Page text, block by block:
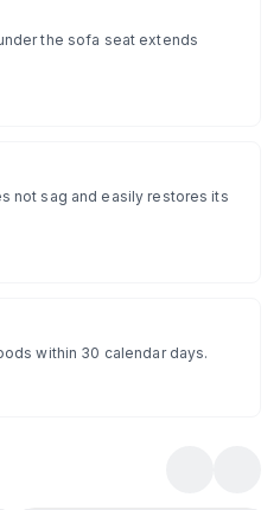
the sofa seat extends
not sag and easily restores its
within 30 calendar days.